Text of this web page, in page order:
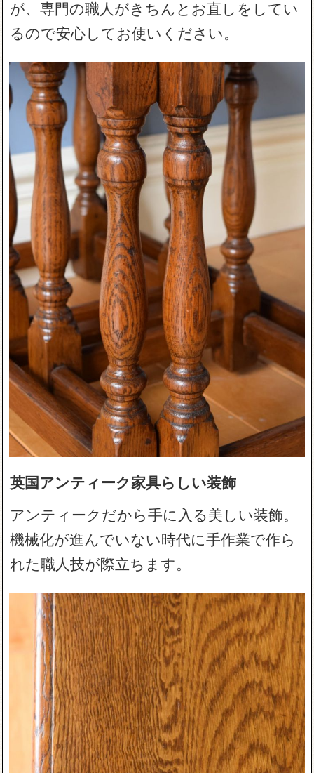
が、専門の職人がきちんとお直しをしてい
るので安心してお使いください。
英国アンティーク家具らしい装飾
アンティークだから手に入る美しい装飾。
機械化が進んでいない時代に手作業で作ら
れた職人技が際立ちます。